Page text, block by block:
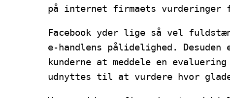
på internet firmaets vurderinger
Facebook yder lige så vel
e-handlens pålidelighed. Desuden
kunderne at meddele en
udnyttes til at vurdere hvor